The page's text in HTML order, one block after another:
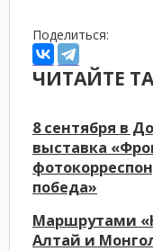
Поделиться:
ЧИТАЙТЕ
8 сентября в
выставка
победа»
Маршрутами
Алтай и